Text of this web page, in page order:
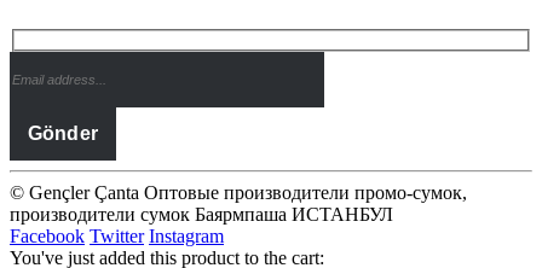
© Gençler Çanta Оптовые производители промо-сумок,
производители сумок Баярмпаша ИСТАНБУЛ
Facebook Twitter Instagram
You've just added this product to the cart: